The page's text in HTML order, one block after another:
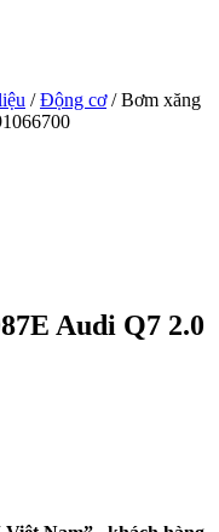
/Động cơ/ Bơm xăng
Audi Q7 2.0